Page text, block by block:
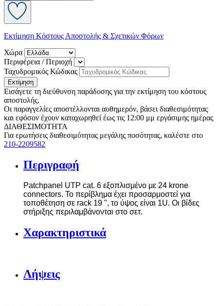
Εκτίμηση Κόστους Αποστολής & Σχετικών Φόρων
Χώρα
Περιφέρεια / Περιοχή
Ταχυδρομικός Κώδικας
Εκτίμηση
Εισάγετε τη διεύθυνση παράδοσης για την εκτίμηση του κόστους
αποστολής.
Οι παραγγελίες αποστέλλονται αυθημερόν, βάσει διαθεσιμότητας
και εφόσον έχουν καταχωρηθεί έως τις 12:00 μμ εργάσιμης ημέρας
ΔΙΑΘΕΣΙΜΟΤΗΤΑ
Για ερωτήσεις διαθεσιμότητας μεγάλης ποσότητας, καλέστε στο
210-2209582
Περιγραφή
Patchpanel UTP cat. 6 εξοπλισμένο με 24 krone
connectors. Το περίβλημα έχει προσαρμοστεί για
τοποθέτηση σε rack 19 ", το ύψος είναι 1U. Οι βίδες
στήριξης περιλαμβάνονται στο σετ.
Χαρακτηριστικά
Λήψεις